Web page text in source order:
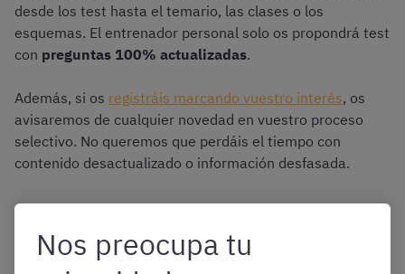
desde los test hasta el temario, las clases o los
esquemas. El entrenador personal solo os propondrá test
con preguntas 100% actualizadas.
Además, si os registráis marcando vuestro interés, os
avisaremos de cualquier novedad en vuestro proceso
selectivo. No queremos que perdáis el tiempo con
contenido desactualizado o información desfasada.
Nivel de exigencia real
Nos preocupa tu